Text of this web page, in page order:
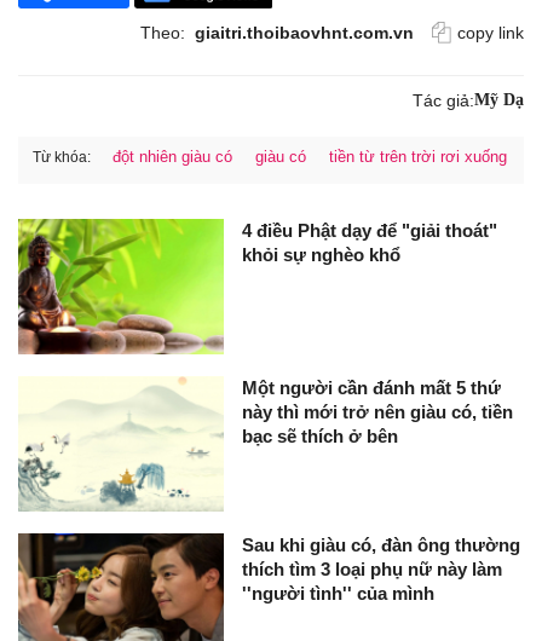
Theo: giaitri.thoibaovhnt.com.vn copy link
Tác giả:Mỹ Dạ
Từ khóa: đột nhiên giàu có giàu có tiền từ trên trời rơi xuống
4 điều Phật dạy để "giải thoát"
khỏi sự nghèo khổ
Một người cần đánh mất 5 thứ
này thì mới trở nên giàu có, tiền
bạc sẽ thích ở bên
Sau khi giàu có, đàn ông thường
thích tìm 3 loại phụ nữ này làm
''người tình'' của mình